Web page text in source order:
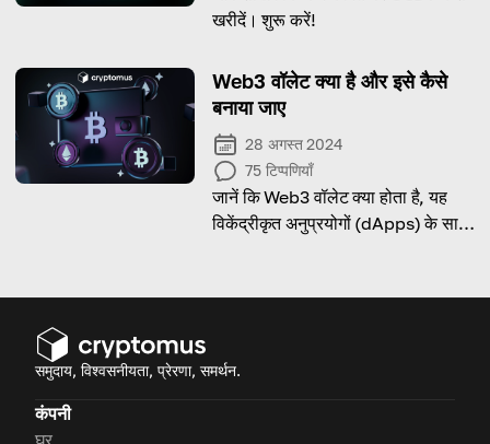
खरीदें। शुरू करें!
Web3 वॉलेट क्या है और इसे कैसे
बनाया जाए
28 अगस्त 2024
75 टिप्पणियाँ
जानें कि Web3 वॉलेट क्या होता है, यह
विकेंद्रीकृत अनुप्रयोगों (dApps) के साथ
सकता है।
समुदाय, विश्वसनीयता, प्रेरणा, समर्थन.
कंपनी